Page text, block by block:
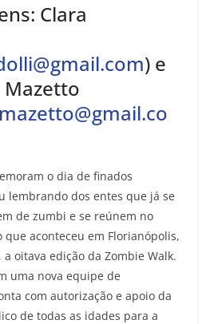
Clara
) e
Mazetto
o dia de finados
lembrando dos entes que já se
de zumbi e se reúnem no
que aconteceu em Florianópolis,
oitava edição da Zombie Walk.
uma nova equipe de
com autorização e apoio da
de todas as idades para a